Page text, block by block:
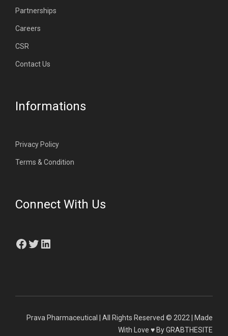
Partnerships
Careers
CSR
Contact Us
Informations
Privacy Policy
Terms & Condition
Connect With Us
Facebook
Twitter
LinkedIn
Prava Pharmaceutical | All Rights Reserved © 2022 | Made
With Love ♥ By GRABTHESITE